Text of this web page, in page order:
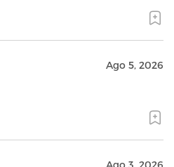
Ago 5, 2026
Ago 3, 2026